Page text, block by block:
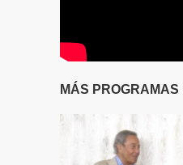
MÁS